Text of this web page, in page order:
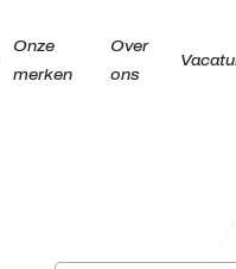
Onze
merken
Over
ons